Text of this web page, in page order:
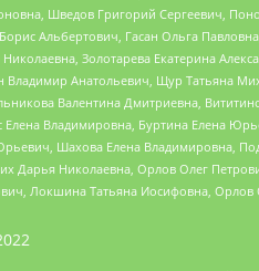
Шведов Григорий Сергеевич,
Альбертович, Гасан Ольга
Золотарева Екатерина
Анатольевич, Щур Татьяна
Валентина Дмитриевна,
Елена Владимировна, Буртина Елена
Шахова Елена Владимировна,
Николаевна, Орлов Олег
Локшина Татьяна Иосифовна,